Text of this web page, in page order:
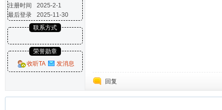
注册时间
2025-2-1
最后登录
2025-11-30
联系方式
荣誉勋章
收听TA
发消息
回复